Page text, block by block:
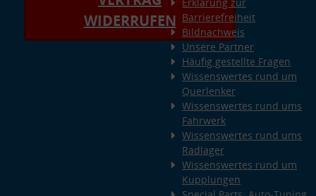
WIDERRUFEN Barrierefreiheit
Bildnachweis
Unsere Partner
Häufig gestellte Fragen
Wissenswertes rund um
Querlenker
Wissenswertes rund ums
Fahrwerk
Wissenswertes rund ums
Radlager
Wissenswertes rund um
Kupplungen